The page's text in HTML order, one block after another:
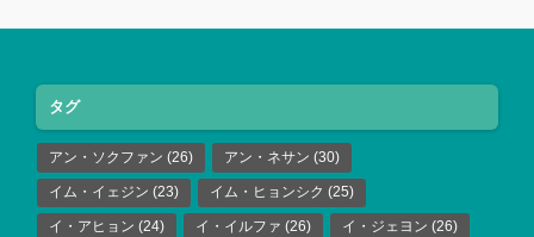
タグ
アン・ソクファン (26) アン・ネサン (30)
イム・イェジン (23) イム・ヒョンシク (25)
イ・アヒョン (24) イ・イルファ (26) イ・ジェヨン (26)